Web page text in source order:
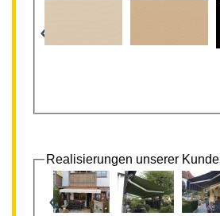
‹
Realisierungen unserer
‹